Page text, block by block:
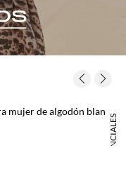
ESENCIALES
Camiseta para mujer de algodón blanco fit relajado con hombro caído